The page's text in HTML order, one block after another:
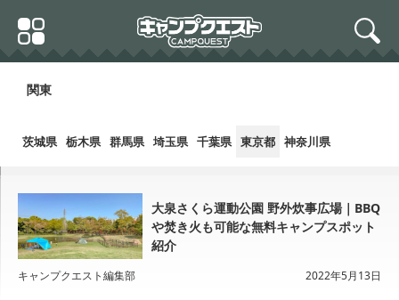
Primary
Menu
search
関東
茨城県 栃木県 群馬県 埼玉県 千葉県 東京都 神奈川県
大泉さくら運動公園 野外炊事広場｜BBQ
や焚き火も可能な無料キャンプスポット
紹介
キャンプクエスト編集部 2022年5月13日